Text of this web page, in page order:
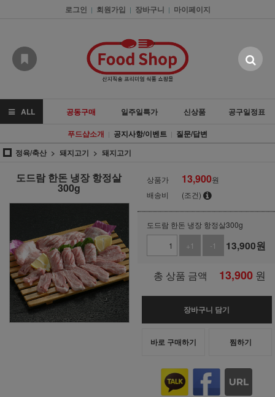
로그인 | 회원가입 | 장바구니 | 마이페이지
ALL 공동구매 일주일특가 신상품
공구일정표
푸드샵소개 | 공지사항/이벤트 | 질문/답변
정육/축산
돼지고기 돼지고기
도드람 한돈 냉장 항정살
300g
상품가 13,900원
배송비
(조건)
도드람 한돈 냉장 항정살300g
+1
-1 13,900원
총 상품 금액 13,900 원
장바구니 담기
바로 구매하기 찜하기